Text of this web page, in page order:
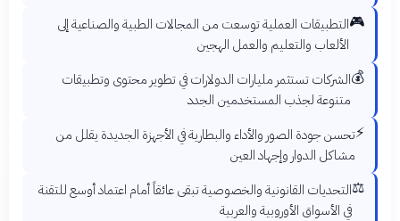
🎮التطبيقات العملية توسعت من المجالات الطبية والصناعية إلى
الألعاب والتعليم والعمل الهجين
💰الشركات تستثمر مليارات الدولارات في تطوير محتوى وتطبيقات
متنوعة لجذب المستخدمين الجدد
⚡تحسن جودة الصور والأداء والبطارية في الأجهزة الجديدة يقلل من
مشاكل الدوار وإجهاد العين
⚖️التحديات القانونية والخصوصية تبقى عائقاً أمام اعتماد أوسع للتقنة
في الأسواق الأوروبية والعربية